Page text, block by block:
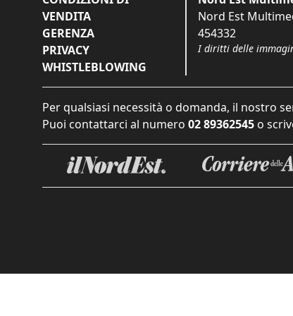
VENDITA
GERENZA
PRIVACY
WHISTLEBLOWING
Nord Est
454332
I diritti delle
Per qualsiasi necessità o domanda, il nostro
Puoi contattarci al numero 02 89362545 o